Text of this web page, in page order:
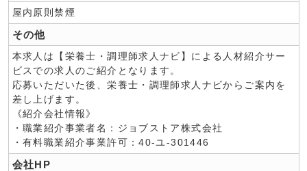
屋内原則禁煙
その他
本求人は【栄養士・調理師求人ナビ】による人材紹介サー
ビスでの求人のご紹介となります。
応募いただいた後、栄養士・調理師求人ナビからご案内を
差し上げます。
《紹介会社情報》
・職業紹介事業者名：ジョブストア株式会社
・有料職業紹介事業許可：40-ユ-301446
会社HP